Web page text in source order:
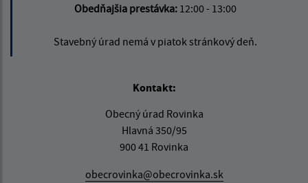
Obedňajšia prestávka: 12:00 - 13:00
Stavebný úrad nemá v piatok stránkový deň.
Kontakt:
Obecný úrad Rovinka
Hlavná 350/95
900 41 Rovinka
obecrovinka@obecrovinka.sk